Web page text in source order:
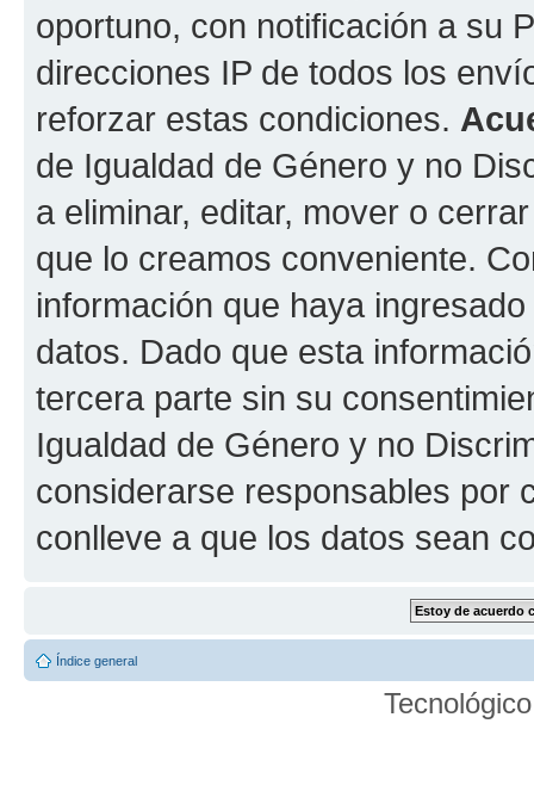
oportuno, con notificación a su
direcciones IP de todos los
reforzar estas condiciones.
de Igualdad de Género y no
a eliminar, editar, mover o
que lo creamos conveniente.
información que haya
datos. Dado que esta
tercera parte sin su
Igualdad de Género y no
considerarse responsables por
conlleve a que los datos sean
Índice general